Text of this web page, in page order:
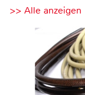
>> Alle anzeigen